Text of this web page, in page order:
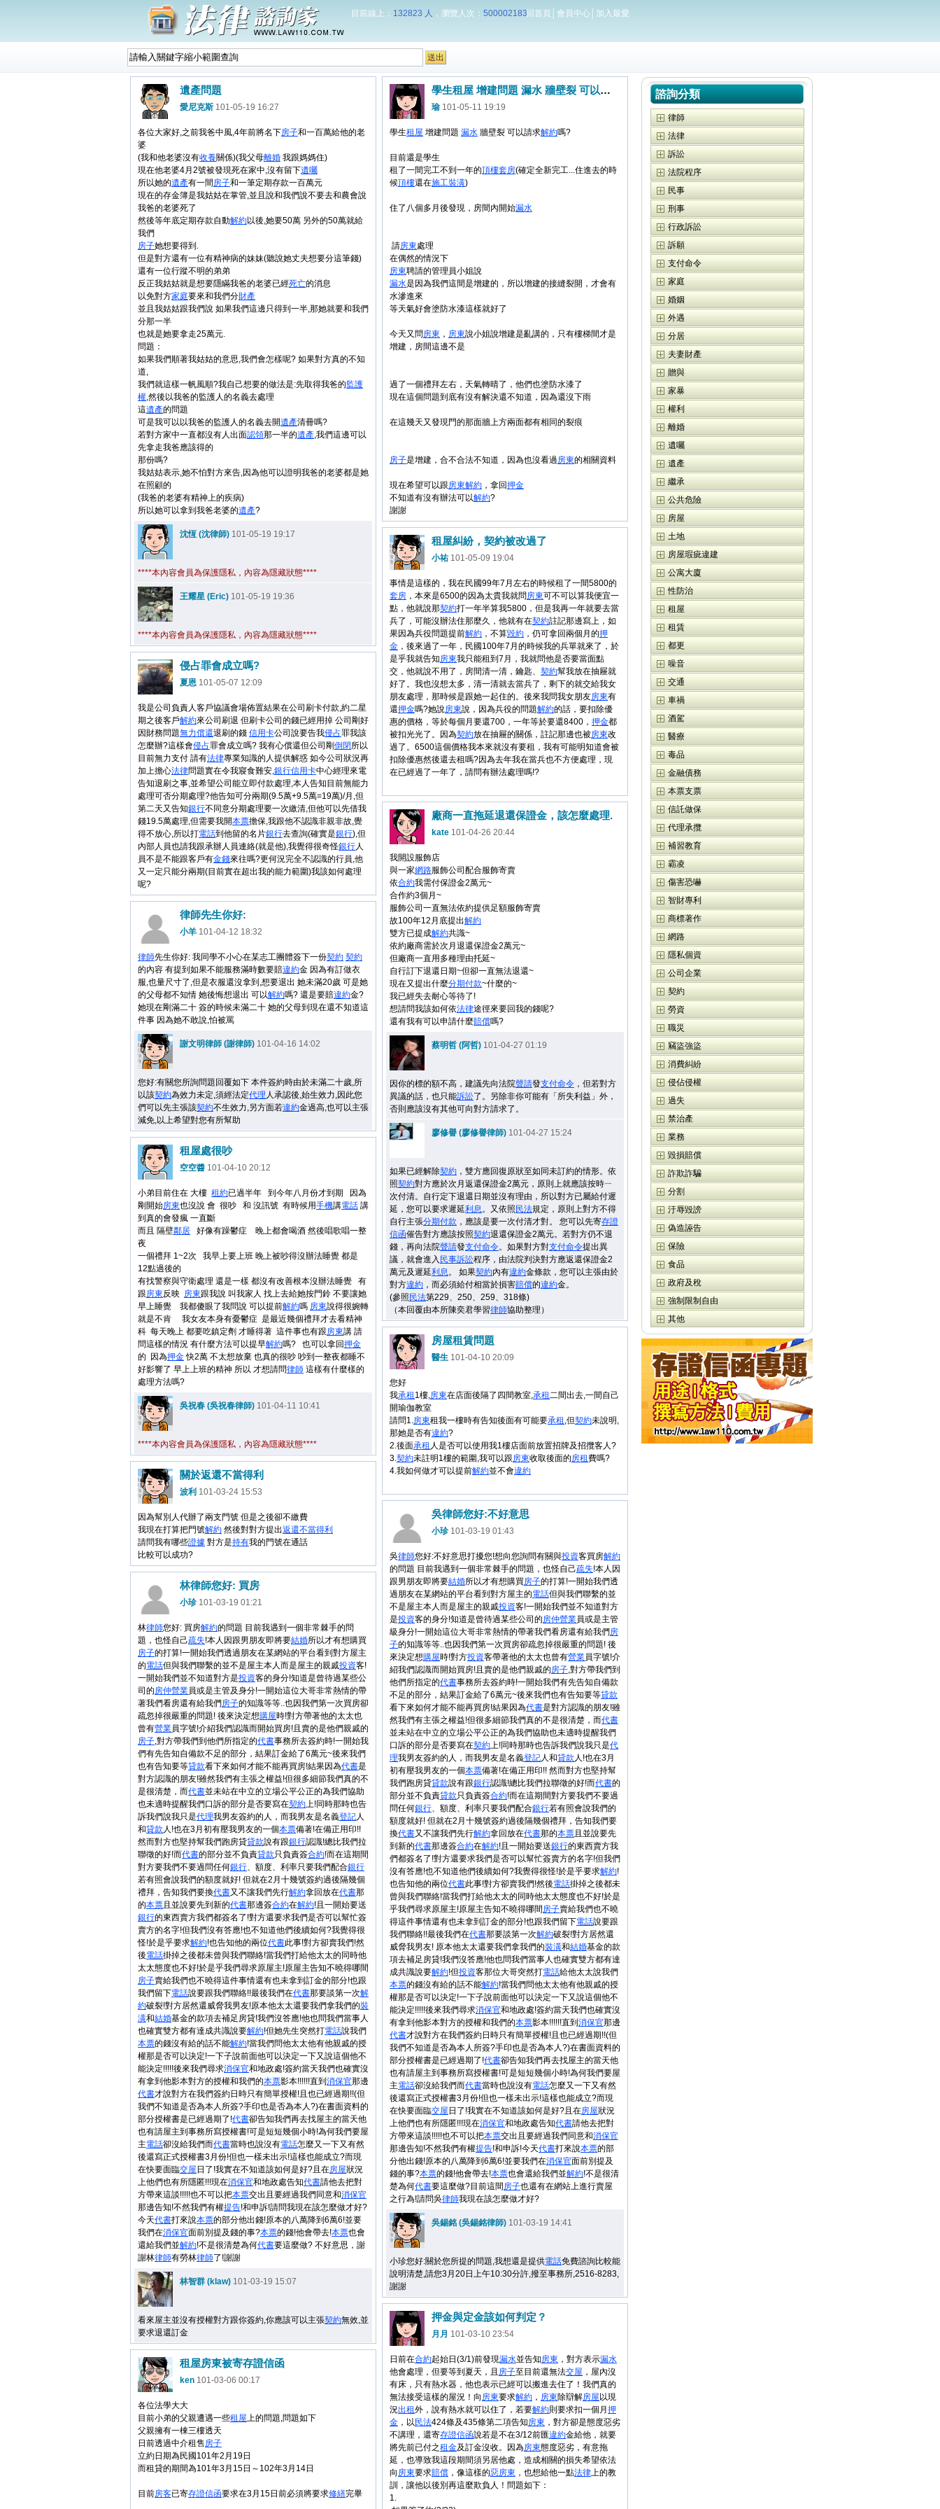
目前線上： 132823 人 ，瀏覽人次： 500002183回首頁 會員中心 加入最愛
遺產問題
愛尼克斯 101-05-19 16:27
各位大家好,之前我爸中風,4年前將名下房子和一百萬給他的老
婆
(我和他老婆沒有收養關係)(我父母離婚 我跟媽媽住)
現在他老婆4月2號被發現死在家中,沒有留下遺囑
所以她的遺產有一間房子和一筆定期存款一百萬元
現在的存金簿是我姑姑在掌管,並且說和我們說不要去和農會說
我爸的老婆死了
然後等年底定期存款自動解約以後,她要50萬 另外的50萬就給
我們
房子她想要得到.
但是對方還有一位有精神病的妹妹(聽說她丈夫想要分這筆錢)
還有一位行蹤不明的弟弟
反正我姑姑就是想要隱瞞我爸的老婆已經死亡的消息
以免對方家庭要來和我們分財產
並且我姑姑跟我們說 如果我們這邊只得到一半,那她就要和我們
分那一半
也就是她要拿走25萬元.
問題：
如果我們順著我姑姑的意思,我們會怎樣呢? 如果對方真的不知
道,
我們就這樣一帆風順?我自己想要的做法是:先取得我爸的監護
權,然後以我爸的監護人的名義去處理
這遺產的問題
可是我可以以我爸的監護人的名義去開遺產清冊嗎?
若對方家中一直都沒有人出面認領那一半的遺產,我們這邊可以
先拿走我爸應該得的
那份嗎?
我姑姑表示,她不怕對方來告,因為他可以證明我爸的老婆都是她
在照顧的
(我爸的老婆有精神上的疾病)
所以她可以拿到我爸老婆的遺產?
沈恆 (沈律師) 101-05-19 19:17
****本內容會員為保護隱私，內容為隱藏狀態****
王耀星 (Eric) 101-05-19 19:36
****本內容會員為保護隱私，內容為隱藏狀態****
學生租屋 增建問題 漏水 牆壁裂 可以請求解約嗎?
瑜 101-05-11 19:19
學生租屋 增建問題 漏水 牆壁裂 可以請求解約嗎?
目前還是學生
租了一間完工不到一年的頂樓套房(確定全新完工...住進去的時
候頂樓還在施工裝潢)
住了八個多月後發現，房間內開始漏水
請房東處理
在偶然的情況下
房東聘請的管理員小姐說
漏水是因為我們這間是增建的，所以增建的接縫裂開，才會有
水滲進來
等天氣好會塗防水漆這樣就好了
今天又問房東 ， 房東說小姐說增建是亂講的，只有樓梯間才是
增建，房間這邊不是
過了一個禮拜左右，天氣轉晴了，他們也塗防水漆了
現在這個問題到底有沒有解決還不知道，因為還沒下雨
在這幾天又發現門的那面牆上方兩面都有相同的裂痕
房子是增建，合不合法不知道，因為也沒看過房東的相關資料
現在希望可以跟房東解約 ，拿回押金
不知道有沒有辦法可以解約?
謝謝
租屋糾紛，契約被改過了
小祐 101-05-09 19:04
事情是這樣的，我在民國99年7月左右的時候租了一間5800的
套房 ，本來是6500的因為太貴我就問房東可不可以算我便宜一
點，他就說那契約打一年半算我5800，但是我再一年就要去當
兵了，可能沒辦法住那麼久，他就有在契約註記那邊寫上，如
果因為兵役問題提前解約 ，不算毀約 ，仍可拿回兩個月的押
金 ，後來過了一年，民國100年7月的時候我的兵單就來了，於
是乎我就告知房東我只能租到7月，我就問他是否要當面點
交，他就說不用了，房間清一清，鑰匙、 契約幫我放在抽屜就
好了。我也沒想太多，清一清就去當兵了，剩下的就交給我女
朋友處理，那時候是跟她一起住的。後來我問我女朋友房東有
還押金嗎?她說房東說，因為兵役的問題解約的話，要扣除優
惠的價格，等於每個月要還700，一年等於要還8400， 押金都
被扣光光了。因為契約放在抽屜的關係，註記那邊也被房東改
過了。6500這個價格我本來就沒有要租，我有可能明知道會被
扣除優惠然後還去租嗎?因為去年我在當兵也不方便處理，現
在已經過了一年了，請問有辦法處理嗎!?
侵占罪會成立嗎?
夏恩 101-05-07 12:09
我是公司負責人客戶協議會場佈置結果在公司刷卡付款,約二星
期之後客戶解約來公司刷退 但刷卡公司的錢已經用掉 公司剛好
因財務問題無力償還退刷的錢 信用卡公司說要告我侵占罪我該
怎麼辦?這樣會侵占罪會成立嗎? 我有心償還但公司剛倒閉所以
目前無力支付 請有法律專業知識的人提供解惑 如今公司狀況再
加上擔心法律問題實在令我寢食難安,銀行信用卡中心經理來電
告知退刷之事,並希望公司能立即付款處理,本人告知目前無能力
處理可否分期處理?他告知可分兩期(9.5萬+9.5萬=19萬)/月,但
第二天又告知銀行不同意分期處理要一次繳清,但他可以先借我
錢19.5萬處理,但需要我開本票擔保,我跟他不認識非親非故,覺
得不放心,所以打電話到他留的名片銀行去查詢(確實是銀行),但
內部人員也請我跟承辦人員連絡(就是他),我覺得很奇怪銀行人
員不是不能跟客戶有金錢來往嗎?更何況完全不認識的行員,他
又一定只能分兩期(目前實在超出我的能力範圍)我該如何處理
呢?
廠商一直拖延退還保證金，該怎麼處理.
kate 101-04-26 20:44
我開設服飾店
與一家網路服飾公司配合服飾寄賣
依合約我需付保證金2萬元~
合作約3個月~
服飾公司一直無法依約提供足額服飾寄賣
故100年12月底提出解約
雙方已提成解約共識~
依約廠商需於次月退還保證金2萬元~
但廠商一直用多種理由托延~
自行訂下退還日期~但卻一直無法退還~
現在又提出什麼分期付款~什麼的~
我已經失去耐心等待了!
想請問我該如何依法律途徑來要回我的錢呢?
還有我有可以申請什麼賠償嗎?
蔡明哲 (阿哲) 101-04-27 01:19
因你的標的額不高，建議先向法院聲請發支付命令 ，但若對方
異議的話，也只能訴訟了。另除非你可能有「所失利益」外，
否則應該沒有其他可向對方請求了。
廖修譽 (廖修譽律師) 101-04-27 15:24
如果已經解除契約 ，雙方應回復原狀至如同未訂約的情形。依
照契約對方應於次月返還保證金2萬元，原則上就應該按時ㄧ
次付清。自行定下退還日期並沒有理由，所以對方已屬給付遲
延，您可以要求遲延利息。又依照 民法規定，原則上對方不得
自行主張分期付款 ，應該是要一次付清才對。 您可以先寄存證
信函催告對方應該按照契約退還保證金2萬元。若對方仍不退
錢，再向法院聲請發支付命令。如果對方對支付命令提出異
議，就會進入 民事訴訟程序，由法院判決對方應返還保證金2
萬元及遲延利息。 如果契約內有違約金條款，您可以主張由於
對方違約 ，而必須給付相當於損害賠償的違約金。
(參照 民法第229、250、259、318條)
（本回覆由本所陳奕君學習律師協助整理）
律師先生你好:
小羊 101-04-12 18:32
律師先生你好: 我同學不小心在某志工團體簽下一份契約 契約
的內容 有提到如果不能服務滿時數要賠違約金 因為有訂做衣
服,也量尺寸了,但是衣服還沒拿到,想要退出 她未滿20歲 可是她
的父母都不知情 她後悔想退出 可以解約嗎? 還是要賠違約金?
她現在剛滿二十 簽的時候未滿二十 她的父母到現在還不知道這
件事 因為她不敢說,怕被罵
謝文明律師 (謝律師) 101-04-16 14:02
您好:有關您所詢問題回覆如下 本件簽約時由於未滿二十歲,所
以該契約為效力未定,須經法定代理 人承認後,始生效力,因此您
們可以先主張該契約不生效力,另方面若違約金過高,也可以主張
減免,以上希望對您有所幫助
租屋處很吵
空空醬 101-04-10 20:12
小弟目前住在 大樓 租約已過半年 到今年八月份才到期 因為
剛開始房東也沒說 會 很吵 和 沒訊號 有時候用手機講電話 講
到真的會發瘋 一直斷
而且 隔壁鄰居 好像有躁鬱症 晚上都會喝酒 然後唱歌唱一整
夜
一個禮拜 1~2次 我早上要上班 晚上被吵得沒辦法睡覺 都是
12點過後的
有找警察與守衛處理 還是一樣 都沒有改善根本沒辦法睡覺 有
跟房東反映 房東跟我說 叫我家人 找上去給她按門鈴 不要讓她
早上睡覺 我都傻眼了我問說 可以提前解約嗎 房東說得很婉轉
就是不肯 我女友本身有憂鬱症 是最近幾個禮拜才去看精神
科 每天晚上 都要吃鎮定劑 才睡得著 這件事也有跟房東講 請
問這樣的情況 有什麼方法可以提早解約嗎? 也可以拿回押金
的 因為押金快2萬 不太想放棄 也真的很吵 吵到一整夜都睡不
好影響了 早上上班的精神 所以 才想請問律師 這樣有什麼樣的
處理方法嗎?
吳祝春 (吳祝春律師) 101-04-11 10:41
****本內容會員為保護隱私，內容為隱藏狀態****
房屋租賃問題
醫生 101-04-10 20:09
您好
我承租 1樓,房東在店面後隔了四間教室,承租二間出去,一間自己
開瑜伽教室
請問1.房東租我一樓時有告知後面有可能要承租 ,但契約未說明,
那她是否有違約?
2.後面承租 人是否可以使用我1樓店面前放置招牌及招攬客人?
3.契約未註明1樓的範圍,我可以跟房東收取後面的房租費嗎?
4.我如何做才可以提前解約並不會違約
關於返還不當得利
波利 101-03-24 15:53
因為幫別人代辦了兩支門號 但是之後卻不繳費
我現在打算把門號解約 然後對對方提出返還不當得利
請問我有哪些證據 對方是持有我的門號在通話
比較可以成功?
吳律師您好:不好意思
小珍101-03-19 01:43
吳律師您好:不好意思打擾您!想向您詢問有關與投資客買房解約
的問題 目前我遇到一個非常棘手的問題，也怪自己疏失!本人因
跟男朋友即將要結婚所以才有想購買房子的打算!一開始我們透
過朋友在某網站的平台看到對方屋主的電話但與我們聯繫的並
不是屋主本人而是屋主的親戚投資客!一開始我們並不知道對方
是投資客的身分!知道是曾待過某些公司的房仲營業員或是主管
級身分!一開始這位大哥非常熱情的帶著我們看房還有給我們房
子的知識等等..也因我們第一次買房卻疏忽掉很嚴重的問題! 後
來決定想購屋時!對方投資客帶著他的太太也曾有營業員字號!介
紹我們認識而開始買房!且賣的是他們親戚的房子,對方帶我們到
他們所指定的代書事務所去簽約時!一開始我們有先告知自備款
不足的部分，結果訂金給了6萬元~後來我們也有告知要等貸款
看下來如何才能不能再買房!結果因為代書是對方認識的朋友!雖
然我們有主張之權益!但很多細節我們真的不是很清楚，而代書
並未站在中立的立場公平公正的為我們協助也未適時提醒我們
口訴的部分是否要寫在契約上!同時那時也告訴我們說我只是代
理我男友簽約的人，而我男友是名義登記人和貸款 人!也在3月
初有壓我男友的一個本票備著!在備正用印!! 然而對方也堅持幫
我們跑房貸貸款說有跟銀行認識!總比我們拉聯徵的好!而代書的
部分並不負責貸款只負責簽合約!而在這期間對方要我們不要過
問任何銀行、額度、利率只要我們配合銀行若有照會說我們的
額度就好! 但就在2月十幾號簽約過後隔幾個禮拜，告知我們要
換代書又不讓我們先行解約拿回放在代書那的本票 且並說要先
到新的代書那邊簽合約在解約!且一開始要送銀行的東西賣方我
們都簽名了!對方還要求我們是否可以幫忙簽賣方的名字!但我們
沒有答應!也不知道他們後續如何?我覺得很怪!於是乎要求解約!
也告知他的兩位代書此事!對方卻賣我們!然後電話掛掉之後都未
曾與我們聯絡!當我們打給他太太的同時他太太態度也不好!於是
乎我們尋求原屋主!原屋主告知不曉得哪間房子賣給我們也不曉
得這件事情還有也未拿到訂金的部分!也跟我們留下電話說要跟
我們聯絡!!最後我們在代書那要談第一次解約破裂!對方居然還
威脅我男友! 原本他太太還要我們拿我們的裝潢和結婚基金的款
項去補足房貸!我們沒答應!他也問我們當事人也確實雙方都有達
成共識說要解約!但投資客那位大哥突然打電話給他太太說我們
本票的錢沒有給的話不能解約!當我們問他太太他有他親戚的授
權那是否可以決定!一下子說前面他可以決定一下又說這個他不
能決定!!!!!後來我們尋求消保官和地政處!簽約當天我們也確實沒
有拿到他影本對方的授權和我們的本票影本!!!!!!直到 消保官那邊
代書才說對方在我們簽約日時只有簡單授權!且也已經過期!!(但
我們不知道是否為本人所簽?手印也是否為本人?)在書面資料的
部分授權書是已經過期了!代書卻告知我們再去找屋主的當天他
也有請屋主到事務所寫授權書!可是短短幾個小時!為何我們要屋
主電話卻沒給我們而代書當時也說沒有電話怎麼又一下又有然
後還寫正式授權書3月份!但也一樣未出示!這樣也能成立?而現
在快要面臨交屋 日了!我實在不知道該如何是好?且在房屋狀況
上他們也有所隱匿!!!現在消保官和地政處告知代書請他去把對
方帶來這談!!!!!也不可以把本票交出且要經過我們同意和消保官
那邊告知!不然我們有權提告!和申訴!今天代書打來說本票的部
分他出錢!原本的八萬降到6萬6!並要我們在消保官面前別提及
錢的事?本票的錢!他會帶去!本票也會還給我們並解約!不是很清
楚為何代書要這麼做?目前這間房子也還有在網站上進行賣屋
之行為!請問吳律師我現在該怎麼做才好?
吳錫銘 (吳錫銘律師) 101-03-19 14:41
小珍您好:關於您所提的問題,我想還是提供電話免費諮詢比較能
說明清楚,請您3月20日上午10:30分許,撥至事務所,2516-8283,
謝謝
林律師您好: 買房
小珍101-03-19 01:21
林律師您好: 買房解約的問題 目前我遇到一個非常棘手的問
題，也怪自己疏失!本人因跟男朋友即將要結婚所以才有想購買
房子的打算!一開始我們透過朋友在某網站的平台看到對方屋主
的電話但與我們聯繫的並不是屋主本人而是屋主的親戚投資客!
一開始我們並不知道對方是投資客的身分!知道是曾待過某些公
司的房仲營業員或是主管及身分!一開始這位大哥非常熱情的帶
著我們看房還有給我們房子的知識等等..也因我們第一次買房卻
疏忽掉很嚴重的問題! 後來決定想購屋時!對方帶著他的太太也
曾有營業員字號!介紹我們認識而開始買房!且賣的是他們親戚的
房子,對方帶我們到他們所指定的代書事務所去簽約時!一開始我
們有先告知自備款不足的部分，結果訂金給了6萬元~後來我們
也有告知要等貸款看下來如何才能不能再買房!結果因為代書是
對方認識的朋友!雖然我們有主張之權益!但很多細節我們真的不
是很清楚，而代書並未站在中立的立場公平公正的為我們協助
也未適時提醒我們口訴的部分是否要寫在契約上!同時那時也告
訴我們說我只是代理我男友簽約的人，而我男友是名義登記人
和貸款 人!也在3月初有壓我男友的一個本票備著!在備正用印!!
然而對方也堅持幫我們跑房貸貸款說有跟銀行認識!總比我們拉
聯徵的好!而代書的部分並不負責貸款只負責簽合約!而在這期間
對方要我們不要過問任何銀行、額度、利率只要我們配合銀行
若有照會說我們的額度就好! 但就在2月十幾號簽約過後隔幾個
禮拜，告知我們要換代書又不讓我們先行解約拿回放在代書那
的本票 且並說要先到新的代書那邊簽合約在解約!且一開始要送
銀行的東西賣方我們都簽名了!對方還要求我們是否可以幫忙簽
賣方的名字!但我們沒有答應!也不知道他們後續如何?我覺得很
怪!於是乎要求解約!也告知他的兩位代書此事!對方卻賣我們!然
後電話掛掉之後都未曾與我們聯絡!當我們打給他太太的同時他
太太態度也不好!於是乎我們尋求原屋主!原屋主告知不曉得哪間
房子賣給我們也不曉得這件事情還有也未拿到訂金的部分!也跟
我們留下電話說要跟我們聯絡!!最後我們在代書那要談第一次解
約破裂!對方居然還威脅我男友!原本他太太還要我們拿我們的裝
潢和結婚基金的款項去補足房貸!我們沒答應!他也問我們當事人
也確實雙方都有達成共識說要解約!但她先生突然打電話說我們
本票的錢沒有給的話不能解約!當我們問他太太他有他親戚的授
權那是否可以決定!一下子說前面他可以決定一下又說這個他不
能決定!!!!!後來我們尋求消保官和地政處!簽約當天我們也確實沒
有拿到他影本對方的授權和我們的本票影本!!!!!!直到 消保官那邊
代書才說對方在我們簽約日時只有簡單授權!且也已經過期!!(但
我們不知道是否為本人所簽?手印也是否為本人?)在書面資料的
部分授權書是已經過期了!代書卻告知我們再去找屋主的當天他
也有請屋主到事務所寫授權書!可是短短幾個小時!為何我們要屋
主電話卻沒給我們而代書當時也說沒有電話怎麼又一下又有然
後還寫正式授權書3月份!但也一樣未出示!這樣也能成立?而現
在快要面臨交屋 日了!我實在不知道該如何是好?且在房屋狀況
上他們也有所隱匿!!!現在消保官和地政處告知代書請他去把對
方帶來這談!!!!!也不可以把本票交出且要經過我們同意和消保官
那邊告知!不然我們有權提告!和申訴!請問我現在該怎麼做才好?
今天代書打來說本票的部分他出錢!原本的八萬降到6萬6!並要
我們在消保官面前別提及錢的事?本票的錢!他會帶去!本票也會
還給我們並解約!不是很清楚為何代書要這麼做? 不好意思，謝
謝林律師有勞林律師了!謝謝
林智群 (klaw) 101-03-19 15:07
看來屋主並沒有授權對方跟你簽約,你應該可以主張契約無效,並
要求退還訂金
押金與定金該如何判定？
月月 101-03-10 23:54
日前在合約起始日(3/1)前發現漏水並告知房東 ，對方表示漏水
他會處理，但要等到夏天，且 房子至目前還無法交屋 ，屋內沒
有床，只有熱水器，他也表示已經可以搬進去住了！我們真的
無法接受這樣的屋況！向 房東要求解約 ， 房東除辯解房屋 以現
況出租外，說有熱水就可以住了，若要解約則要求扣一個月 押
金 ，以 民法424條及435條第二項告知房東 ，對方卻是態度惡劣
不講理，還寄存證信函說若是不在3/12前匯違約金給他，就要
將先前已付之租金及訂金沒收。因為房東態度惡劣，有意拖
延，也導致我這段期間須另居他處，造成相關的損失希望依法
向 房東要求賠償 ，像這樣的惡房東 ，也想給他一點法律上的教
訓，讓他以後別再這麼欺負人！問題如下：
1.
租屋房東被寄存證信函
ken 101-03-06 00:17
各位法學大大
目前小弟的父親遭遇一些租屋上的問題,問題如下
父親擁有一棟三樓透天
日前透過中介租售房子
立約日期為民國101年2月19日
而租貸的期間為101年3月15日～102年3月14日
目前房客已寄存證信函要求在3月15日前必須將要求修繕完畢
諮詢分類
律師
法律
訴訟
法院程序
民事
刑事
行政訴訟
訴願
支付命令
家庭
婚姻
外遇
分居
夫妻財產
贈與
家暴
權利
離婚
遺囑
遺產
繼承
公共危險
房屋
土地
房屋瑕疵違建
公寓大廈
性防治
租屋
租賃
都更
噪音
交通
車禍
酒駕
醫療
毒品
金融債務
本票支票
信託做保
代理承攬
補習教育
霸凌
傷害恐嚇
智財專利
商標著作
網路
隱私個資
公司企業
契約
勞資
職災
竊盜強盜
消費糾紛
侵佔侵權
過失
禁治產
業務
毀損賠償
詐欺詐騙
分割
汙辱毀謗
偽造誣告
保險
食品
政府及稅
強制限制自由
其他